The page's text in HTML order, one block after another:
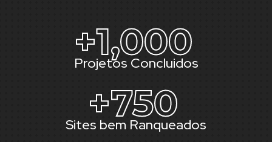
+1,000
Projetos Concluidos
+750
Sites bem Ranqueados